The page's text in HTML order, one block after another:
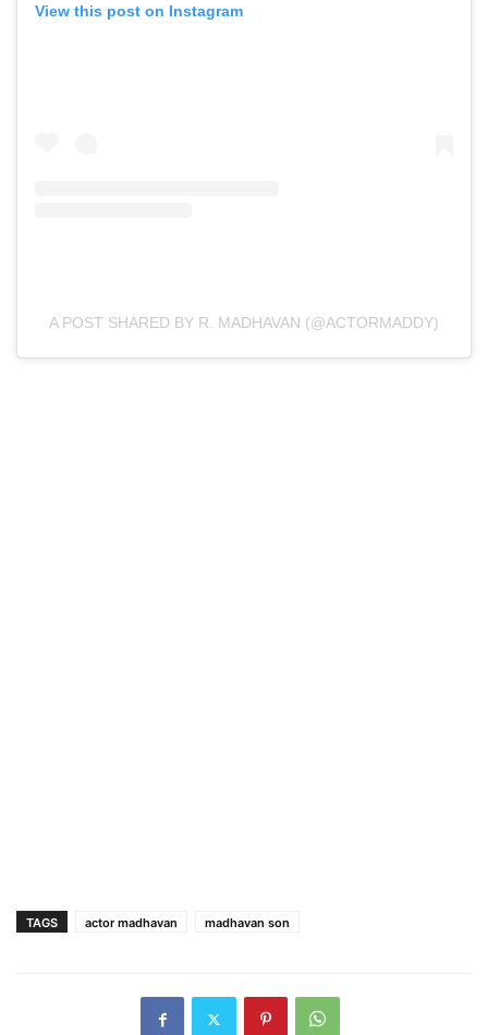
View this post on Instagram
A POST SHARED BY R. MADHAVAN (@ACTORMADDY)
TAGS actor madhavan madhavan son